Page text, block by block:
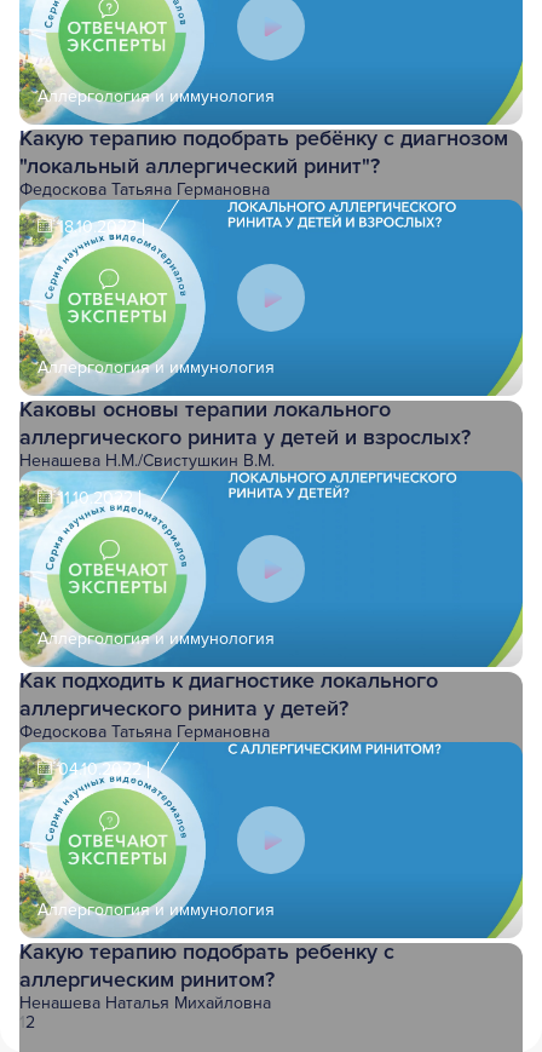
Аллергология и иммунология
Какую терапию подобрать ребёнку с диагнозом
"локальный аллергический ринит"?
Федоскова Татьяна Германовна
18.10.2022
Аллергология и иммунология
Каковы основы терапии локального
аллергического ринита у детей и взрослых?
Ненашева Н.М./Свистушкин В.М.
11.10.2022
Аллергология и иммунология
Как подходить к диагностике локального
аллергического ринита у детей?
Федоскова Татьяна Германовна
04.10.2022
Аллергология и иммунология
Какую терапию подобрать ребенку с
аллергическим ринитом?
Ненашева Наталья Михайловна
12